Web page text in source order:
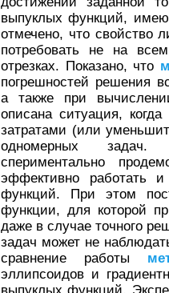
выпуклых функций,
отмечено, что свойство
потребовать не на
отрезках. Показано, что
погрешностей решения
а также при
описана ситуация,
затратами (или
одномерных задач.
спериментально
эффективно работать и
функций. При этом
функции, для которой
даже в случае точного
задач может не
сравнение работы
эллипсоидов и
выпуклых функций.